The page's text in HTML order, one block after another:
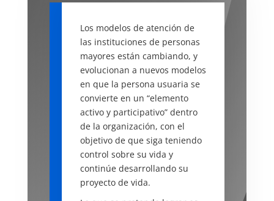
Los modelos de atención de
las instituciones de personas
mayores están cambiando, y
evolucionan a nuevos modelos
en que la persona usuaria se
convierte en un “elemento
activo y participativo” dentro
de la organización, con el
objetivo de que siga teniendo
control sobre su vida y
continúe desarrollando su
proyecto de vida.